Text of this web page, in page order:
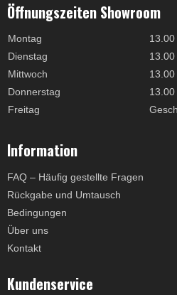
Öffnungszeiten Showroom
Montag
Dienstag
Mittwoch
Donnerstag
Freitag
Information
FAQ – Häufig gestellte Fragen
Rückgabe und Umtausch
Bedingungen
Über uns
Kontakt
Kundenservice